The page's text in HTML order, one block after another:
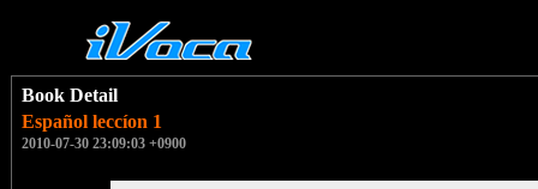
Book Detail
Español leccíon 1
2010-07-30 23:09:03 +0900